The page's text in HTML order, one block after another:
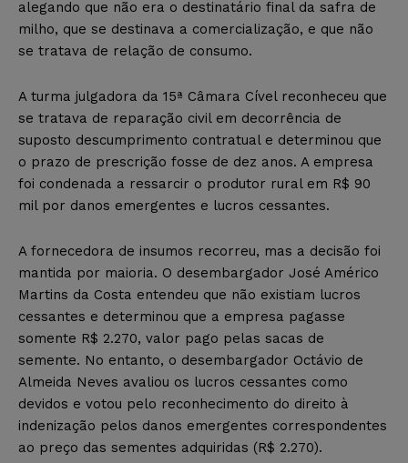
alegando que não era o destinatário final da safra de
milho, que se destinava a comercialização, e que não
se tratava de relação de consumo.
A turma julgadora da 15ª Câmara Cível reconheceu que
se tratava de reparação civil em decorrência de
suposto descumprimento contratual e determinou que
o prazo de prescrição fosse de dez anos. A empresa
foi condenada a ressarcir o produtor rural em R$ 90
mil por danos emergentes e lucros cessantes.
A fornecedora de insumos recorreu, mas a decisão foi
mantida por maioria. O desembargador José Américo
Martins da Costa entendeu que não existiam lucros
cessantes e determinou que a empresa pagasse
somente R$ 2.270, valor pago pelas sacas de
semente. No entanto, o desembargador Octávio de
Almeida Neves avaliou os lucros cessantes como
devidos e votou pelo reconhecimento do direito à
indenização pelos danos emergentes correspondentes
ao preço das sementes adquiridas (R$ 2.270).